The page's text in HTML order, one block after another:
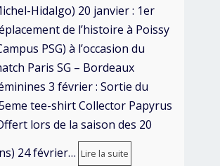
Hidalgo) 20 janvier : 1er
de l’histoire à Poissy
PSG) à l’occasion du
Paris SG – Bordeaux
3 février : Sortie du
tee-shirt Collector Papyrus
lors de la saison des 20
24 février… Lire la suite